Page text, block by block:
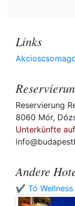
Links
Reservierung
8060 Mór,
Unterkünfte
Andere
✔️ Tó